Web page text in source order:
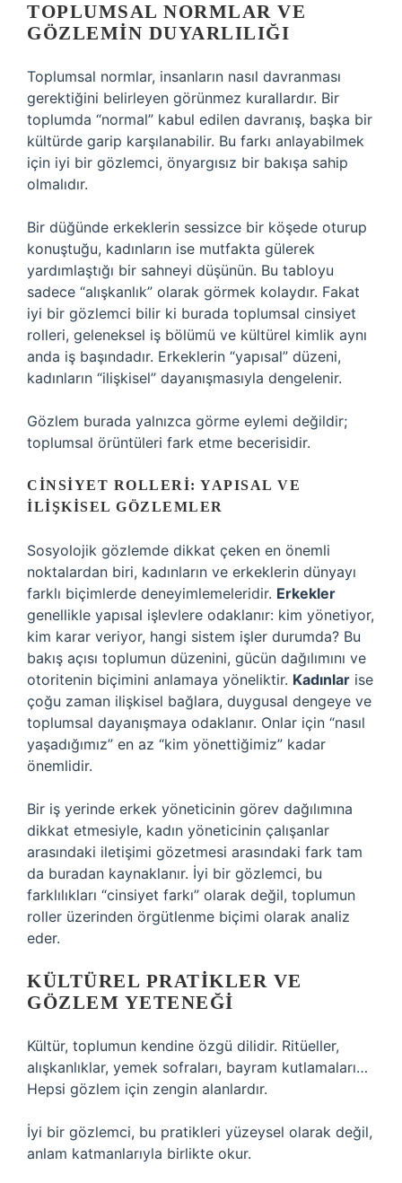
TOPLUMSAL NORMLAR VE
GÖZLEMIN DUYARLILIĞI
Toplumsal normlar, insanların nasıl davranması
gerektiğini belirleyen görünmez kurallardır. Bir
toplumda “normal” kabul edilen davranış, başka bir
kültürde garip karşılanabilir. Bu farkı anlayabilmek
için iyi bir gözlemci, önyargısız bir bakışa sahip
olmalıdır.
Bir düğünde erkeklerin sessizce bir köşede oturup
konuştuğu, kadınların ise mutfakta gülerek
yardımlaştığı bir sahneyi düşünün. Bu tabloyu
sadece “alışkanlık” olarak görmek kolaydır. Fakat
iyi bir gözlemci bilir ki burada toplumsal cinsiyet
rolleri, geleneksel iş bölümü ve kültürel kimlik aynı
anda iş başındadır. Erkeklerin “yapısal” düzeni,
kadınların “ilişkisel” dayanışmasıyla dengelenir.
Gözlem burada yalnızca görme eylemi değildir;
toplumsal örüntüleri fark etme becerisidir.
CINSIYET ROLLERI: YAPISAL VE
İLIŞKISEL GÖZLEMLER
Sosyolojik gözlemde dikkat çeken en önemli
noktalardan biri, kadınların ve erkeklerin dünyayı
farklı biçimlerde deneyimlemeleridir. Erkekler
genellikle yapısal işlevlere odaklanır: kim yönetiyor,
kim karar veriyor, hangi sistem işler durumda? Bu
bakış açısı toplumun düzenini, gücün dağılımını ve
otoritenin biçimini anlamaya yöneliktir. Kadınlar ise
çoğu zaman ilişkisel bağlara, duygusal dengeye ve
toplumsal dayanışmaya odaklanır. Onlar için “nasıl
yaşadığımız” en az “kim yönettiğimiz” kadar
önemlidir.
Bir iş yerinde erkek yöneticinin görev dağılımına
dikkat etmesiyle, kadın yöneticinin çalışanlar
arasındaki iletişimi gözetmesi arasındaki fark tam
da buradan kaynaklanır. İyi bir gözlemci, bu
farklılıkları “cinsiyet farkı” olarak değil, toplumun
roller üzerinden örgütlenme biçimi olarak analiz
eder.
KÜLTÜREL PRATIKLER VE
GÖZLEM YETENEĞI
Kültür, toplumun kendine özgü dilidir. Ritüeller,
alışkanlıklar, yemek sofraları, bayram kutlamaları…
Hepsi gözlem için zengin alanlardır.
İyi bir gözlemci, bu pratikleri yüzeysel olarak değil,
anlam katmanlarıyla birlikte okur.